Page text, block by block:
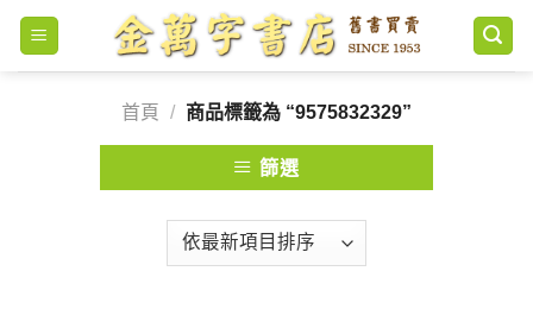
Skip
content
首頁
/ 商品標籤為 “9575832329”
篩選